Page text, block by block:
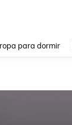
para dormir